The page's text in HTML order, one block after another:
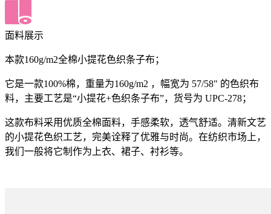
面料展示
本款160g/m2全棉小提花色织条子布；
它是一款100%棉，重量为160g/m2 ，幅宽为 57/58" 的色织布
料，主要工艺是“小提花+色织条子布”，货号为 UPC-278；
这款布料采用优质全棉面料，手感柔软，透气舒适。清新文艺
的小提花色织工艺，完美诠释了优雅与时尚。在纺织市场上，
我们一般将它制作为上衣、裙子、衬衫等。